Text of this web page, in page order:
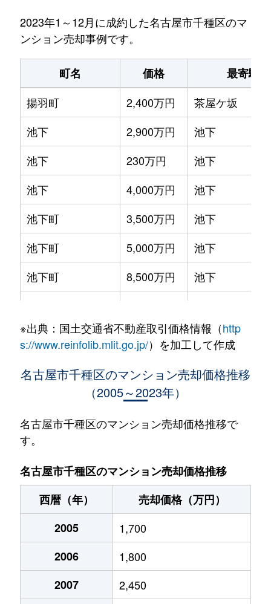
2023年1～12月に成約した名古屋市千種区のマ
ンション売却事例です。
町名 価格
最寄駅
揚羽町
2,400万円
茶屋ケ坂
池下
2,900万円
池下
池下
230万円
池下
池下
4,000万円
池下
池下町
3,500万円
池下
池下町
5,000万円
池下
池下町
8,500万円
池下
池園町
240万円
本山(愛知)
410万円
池園町
5,800万円
本山(愛知)
池園町
池園町
320万円
本山(愛知)
猪高町大字猪子石
940万円
茶屋ケ坂
猪高町大字猪子石
570万円
猪高町大字猪子石
650万円
茶屋ケ坂
今池
1,200万円
今池(愛知)
※出典：国土交通省不動産取引価格情報（http
s://www.reinfolib.mlit.go.jp/）を加工して作成
名古屋市千種区のマンション売却価格推移
（2005～2023年）
名古屋市千種区のマンション売却価格推移で
す。
名古屋市千種区のマンション売却価格推移
西暦（年）
売却価格（万円）
2005
1,700
2006
1,800
2007
2,450